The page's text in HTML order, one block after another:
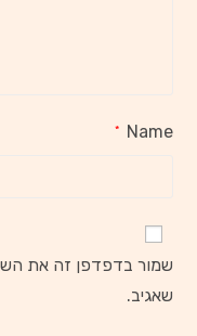
Name
*
שמור בדפדפן זה את
שאגיב.